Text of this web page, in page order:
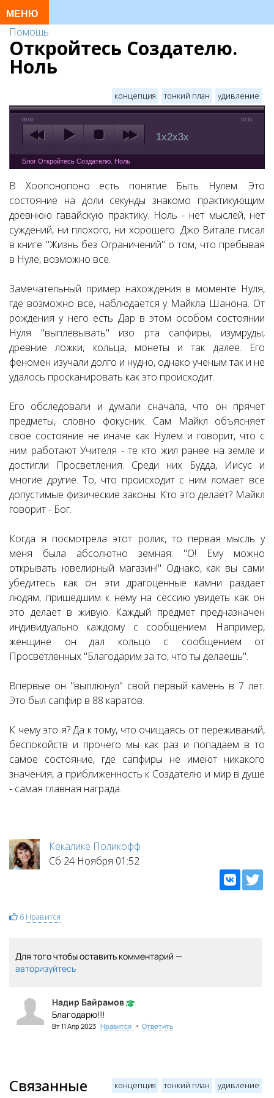
Помощь
Откройтесь Создателю.
Ноль
концепция тонкий план удивление
00:00 02:15
1x2x3x
Блог Откройтесь Создателю. Ноль
В Хоопонопоно есть понятие Быть Нулем. Это
состояние на доли секунды знакомо практикующим
древнюю гавайскую практику. Ноль - нет мыслей, нет
суждений, ни плохого, ни хорошего. Джо Витале писал
в книге "Жизнь без Ограничений" о том, что пребывая
в Нуле, возможно все.
Замечательный пример нахождения в моменте Нуля,
где возможно все, наблюдается у Майкла Шанона. От
рождения у него есть Дар в этом особом состоянии
Нуля "выплевывать" изо рта сапфиры, изумруды,
древние ложки, кольца, монеты и так далее. Его
феномен изучали долго и нудно, однако ученым так и не
удалось просканировать как это происходит.
Его обследовали и думали сначала, что он прячет
предметы, словно фокусник. Сам Майкл объясняет
свое состояние не иначе как Нулем и говорит, что с
ним работают Учителя - те кто жил ранее на земле и
достигли Просветления. Среди них Будда, Иисус и
многие другие. То, что происходит с ним ломает все
допустимые физические законы. Кто это делает? Майкл
говорит - Бог.
Когда я посмотрела этот ролик, то первая мысль у
меня была абсолютно земная: "О! Ему можно
открывать ювелирный магазин!" Однако, как вы сами
убедитесь как он эти драгоценные камни раздает
людям, пришедшим к нему на сессию увидеть как он
это делает в живую. Каждый предмет предназначен
индивидуально каждому с сообщением. Например,
женщине он дал кольцо с сообщением от
Просветленных "Благодарим за то, что ты делаешь".
Впервые он "выплюнул" свой первый камень в 7 лет.
Это был сапфир в 88 каратов.
К чему это я? Да к тому, что очищаясь от переживаний,
беспокойств и прочего мы как раз и попадаем в то
самое состояние, где сапфиры не имеют никакого
значения, а приближенность к Создателю и мир в душе
- самая главная награда.
Кекалике Поликофф
Сб 24 Ноября 01:52
6 Нравится
Для того чтобы оставить комментарий —
авторизуйтесь
Надир Байрамов
Благодарю!!!
Вт 11 Апр 2023 Нравится • Ответить
концепция тонкий план удивление
Связанные